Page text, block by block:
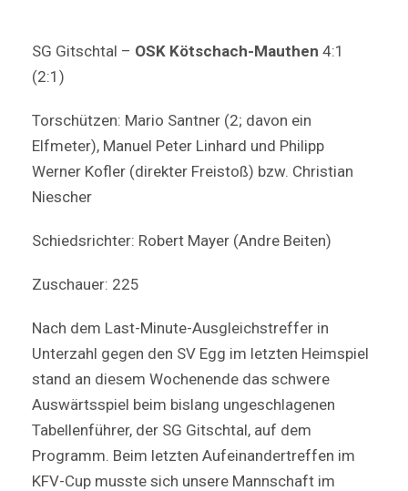
SG Gitschtal – OSK Kötschach-Mauthen 4:1
(2:1)
Torschützen: Mario Santner (2; davon ein
Elfmeter), Manuel Peter Linhard und Philipp
Werner Kofler (direkter Freistoß) bzw. Christian
Niescher
Schiedsrichter: Robert Mayer (Andre Beiten)
Zuschauer: 225
Nach dem Last-Minute-Ausgleichstreffer in
Unterzahl gegen den SV Egg im letzten Heimspiel
stand an diesem Wochenende das schwere
Auswärtsspiel beim bislang ungeschlagenen
Tabellenführer, der SG Gitschtal, auf dem
Programm. Beim letzten Aufeinandertreffen im
KFV-Cup musste sich unsere Mannschaft im